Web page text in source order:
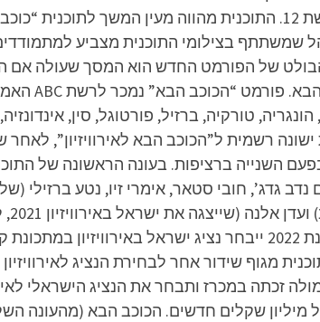
קשת, ומנובמבר 2017 היא משודרת בערוץ קשת 12. התוכנית
שמשתתף בצילומי התוכנית מצביע
של הפורמט החדש הוא המסך שעולה אם
רשמית ל”הכוכב הבא לאירוויזיון”,
השנייה ברציפות. בעונה הראשונה של
מגוף שידור אחר לבחירת הנציג
לאוויר ביוני 2021 עם פרס של מיליון שקלים חדשים.